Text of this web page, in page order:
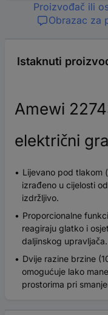
Proizvođač ili
Obrazac za
Istaknuti
Amewi
električni
Lijevano pod tlakom
izrađeno u cijelosti
izdržljivo.
Proporcionalne
reagiraju glatko i
daljinskog upravljača.
Dvije razine brzine
omogućuje lako
prostorima pri